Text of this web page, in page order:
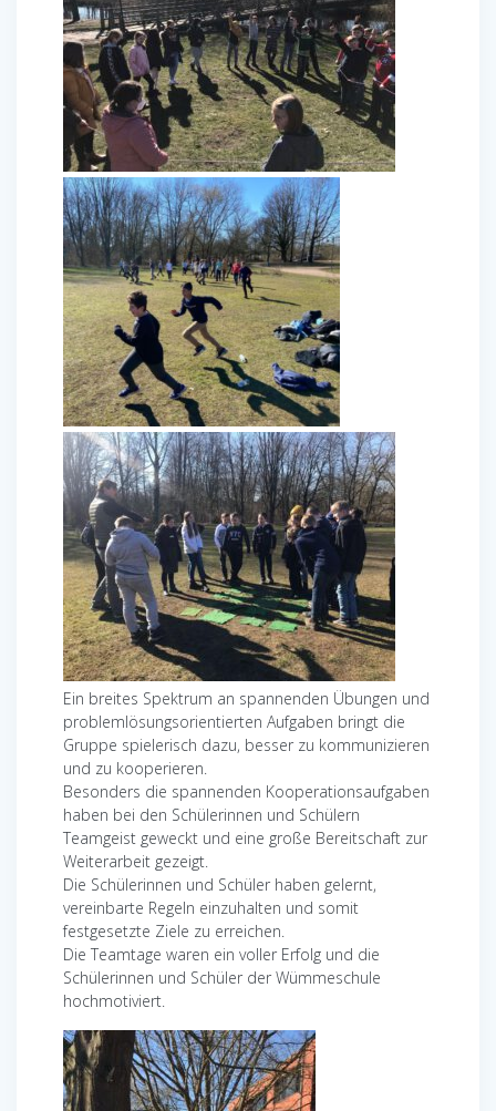
Ein breites Spektrum an spannenden Übungen und
problemlösungsorientierten Aufgaben bringt die
Gruppe spielerisch dazu, besser zu kommunizieren
und zu kooperieren.
Besonders die spannenden Kooperationsaufgaben
haben bei den Schülerinnen und Schülern
Teamgeist geweckt und eine große Bereitschaft zur
Weiterarbeit gezeigt.
Die Schülerinnen und Schüler haben gelernt,
vereinbarte Regeln einzuhalten und somit
festgesetzte Ziele zu erreichen.
Die Teamtage waren ein voller Erfolg und die
Schülerinnen und Schüler der Wümmeschule
hochmotiviert.